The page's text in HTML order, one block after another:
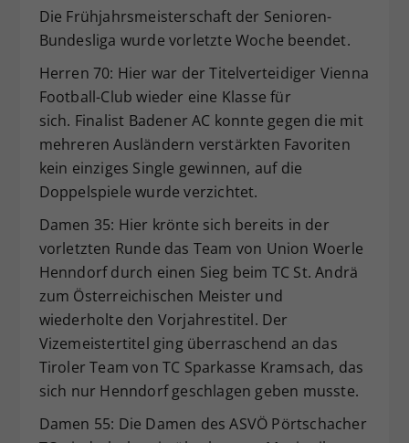
Die Frühjahrsmeisterschaft der Senioren-
Bundesliga wurde vorletzte Woche beendet.
Herren 70: Hier war der Titelverteidiger Vienna
Football-Club wieder eine Klasse für
sich. Finalist Badener AC konnte gegen die mit
mehreren Ausländern verstärkten Favoriten
kein einziges Single gewinnen, auf die
Doppelspiele wurde verzichtet.
Damen 35: Hier krönte sich bereits in der
vorletzten Runde das Team von Union Woerle
Henndorf durch einen Sieg beim TC St. Andrä
zum Österreichischen Meister und
wiederholte den Vorjahrestitel. Der
Vizemeistertitel ging überraschend an das
Tiroler Team von TC Sparkasse Kramsach, das
sich nur Henndorf geschlagen geben musste.
Damen 55: Die Damen des ASVÖ Pörtschacher
Zweck
Dieser Wert speichert Ihre Consent-
Einstellungen. Unter anderem eine
historische Speicherung Ihrer
vorgenommen Einstellungen, falls der
Webseiten-Betreiber dies eingestellt
hat.